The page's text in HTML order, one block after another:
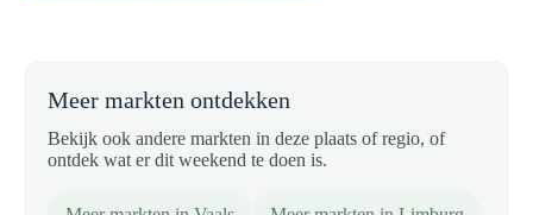
Meer markten ontdekken
Bekijk ook andere markten in deze plaats of regio, of
ontdek wat er dit weekend te doen is.